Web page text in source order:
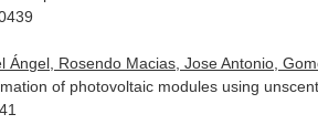
Ángel, Rosendo Macias, Jose Antonio,
of photovoltaic modules using